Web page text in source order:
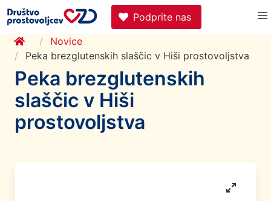
Podprite nas
Novice
Peka brezglutenskih slaščic v Hiši prostovoljstva
Peka brezglutenskih
slaščic v Hiši
prostovoljstva